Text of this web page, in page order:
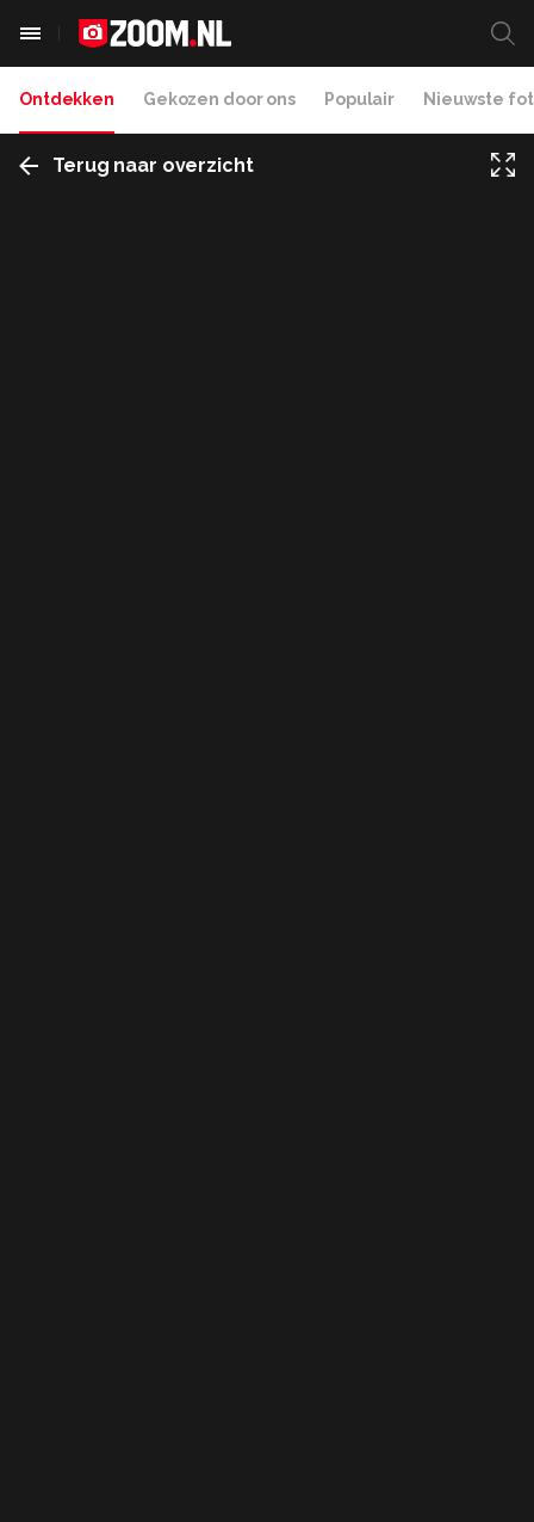
Ontdekken Gekozen door ons Populair Nieuwste
Terug naar overzicht